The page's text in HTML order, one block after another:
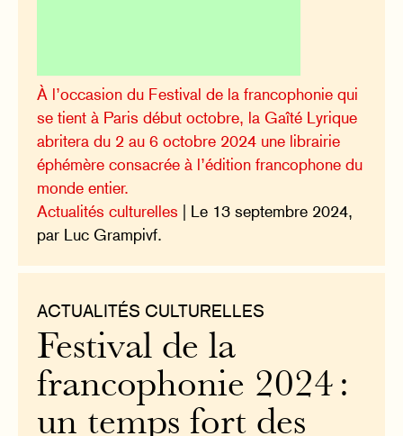
À l’occasion du Festival de la francophonie qui
se tient à Paris début octobre, la Gaîté Lyrique
abritera du 2 au 6 octobre 2024 une librairie
éphémère consacrée à l’édition francophone du
monde entier.
Actualités culturelles | Le 13 septembre 2024,
par Luc Grampivf.
ACTUALITÉS CULTURELLES
Festival de la
francophonie 2024 :
un temps fort des